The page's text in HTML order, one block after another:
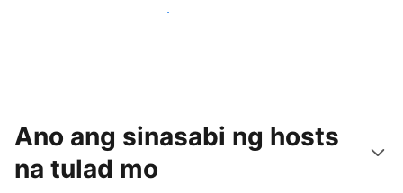
Makaabot ng mga bagong guest ngayon
Ano ang sinasabi ng hosts
na tulad mo